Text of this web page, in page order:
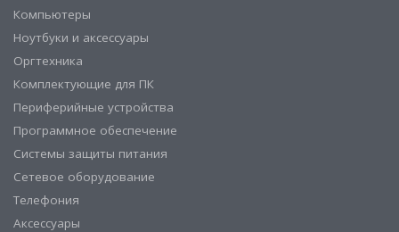
Компьютеры
Ноутбуки и аксессуары
Оргтехника
Комплектующие для ПК
Периферийные устройства
Программное обеспечение
Системы защиты питания
Сетевое оборудование
Телефония
Аксессуары